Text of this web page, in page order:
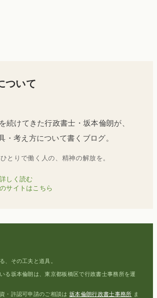
ついて
続けてきた行政書士・坂本倫朗が、
・考え方について書くブログ。
りで働く人の、精神の解放を。
しく読む
サイトはこちら
、その工夫と道具。
る坂本倫朗は、東京都板橋区で行政書士事務所を運
・許認可申請のご相談は坂本倫朗行政書士事務所 ま